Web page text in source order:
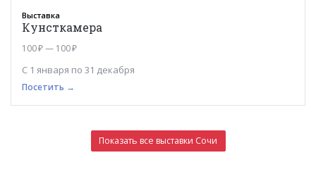
Выставка
Кунсткамера
100 ₽ — 100 ₽
С 1 января по 31 декабря
Посетить →
Показать все выставки Сочи